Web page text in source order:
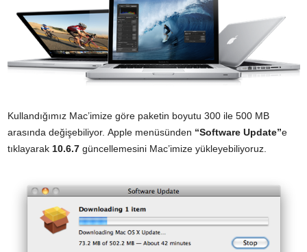
Kullandığımız Mac’imize göre paketin boyutu 300 ile 500 MB
arasında değişebiliyor. Apple menüsünden “Software Update”e
tıklayarak 10.6.7 güncellemesini Mac’imize yükleyebiliyoruz.